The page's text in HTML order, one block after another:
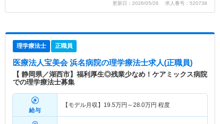
更新日：2026/05/26 求人番号：520738
理学療法士 正職員
医療法人宝美会 浜名病院の理学療法士求人(正職員)
【 静岡県／湖西市】福利厚生◎残業少なめ！ケアミックス病院
での理学療法士募集
給与
【モデル月収】 19.5万円～28.0万円 程度